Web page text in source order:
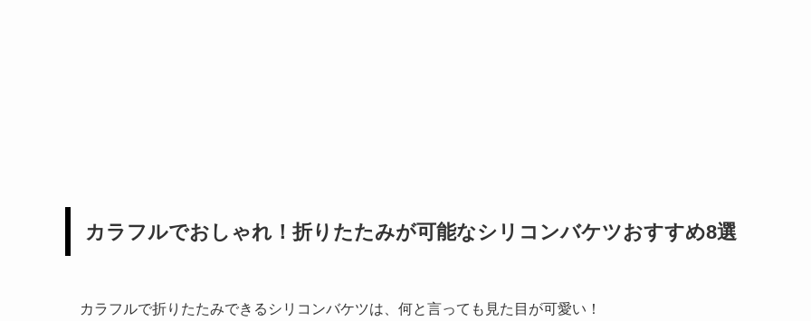
カラフルでおしゃれ！折りたたみが可能なシリコンバケツおすすめ8選
カラフルで折りたたみできるシリコンバケツは、何と言っても見た目が可愛い！